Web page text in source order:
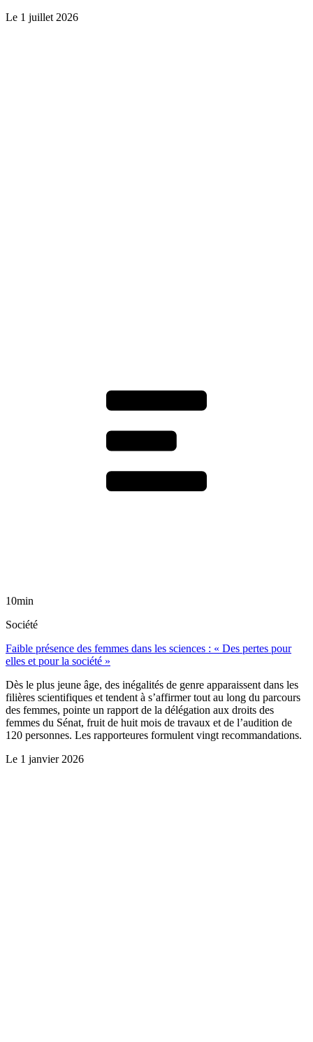
Le 1 juillet 2026
10min
Société
Faible présence des femmes dans les sciences : « Des pertes pour
elles et pour la société »
Dès le plus jeune âge, des inégalités de genre apparaissent dans les
filières scientifiques et tendent à s’affirmer tout au long du parcours
des femmes, pointe un rapport de la délégation aux droits des
femmes du Sénat, fruit de huit mois de travaux et de l’audition de
120 personnes. Les rapporteures formulent vingt recommandations.
Le 1 janvier 2026